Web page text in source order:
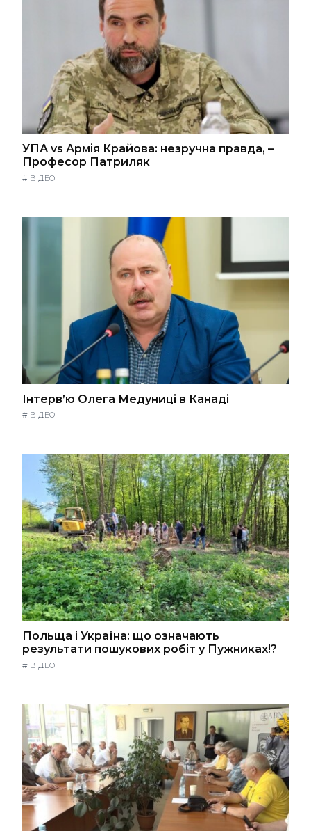
УПА vs Армія Крайова: незручна правда, –
Професор Патриляк
# ВІДЕО
Інтерв’ю Олега Медуниці в Канаді
# ВІДЕО
Польща і Україна: що означають
результати пошукових робіт у Пужниках!?
# ВІДЕО